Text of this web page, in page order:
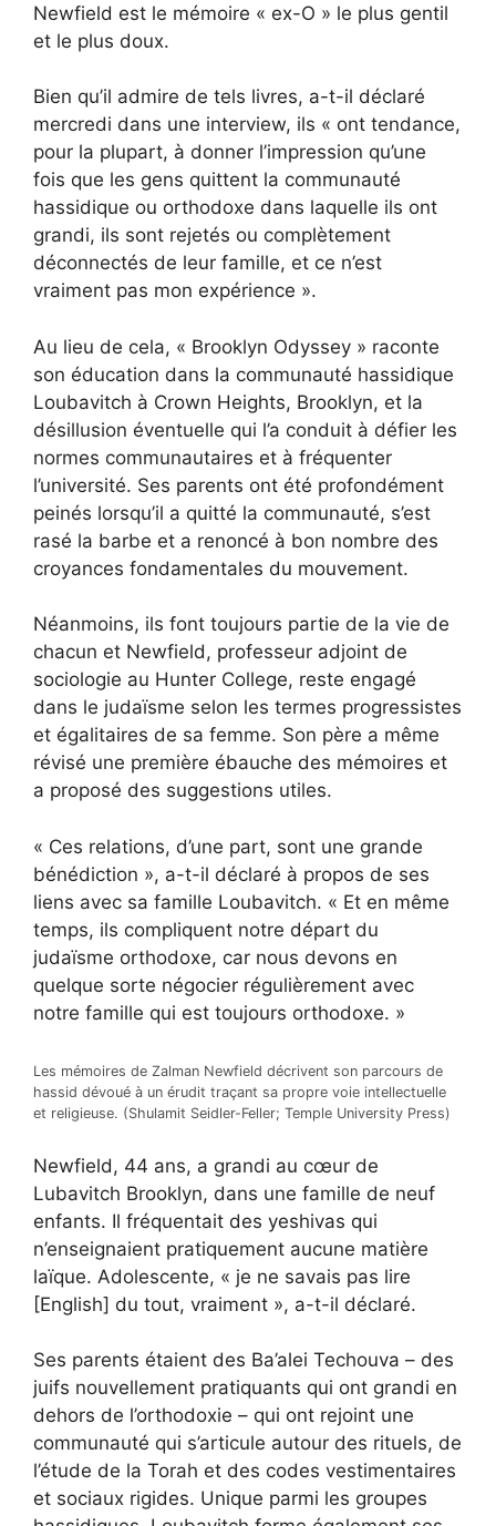
Newfield est le mémoire « ex-O » le plus gentil
et le plus doux.
Bien qu’il admire de tels livres, a-t-il déclaré
mercredi dans une interview, ils « ont tendance,
pour la plupart, à donner l’impression qu’une
fois que les gens quittent la communauté
hassidique ou orthodoxe dans laquelle ils ont
grandi, ils sont rejetés ou complètement
déconnectés de leur famille, et ce n’est
vraiment pas mon expérience ».
Au lieu de cela, « Brooklyn Odyssey » raconte
son éducation dans la communauté hassidique
Loubavitch à Crown Heights, Brooklyn, et la
désillusion éventuelle qui l’a conduit à défier les
normes communautaires et à fréquenter
l’université. Ses parents ont été profondément
peinés lorsqu’il a quitté la communauté, s’est
rasé la barbe et a renoncé à bon nombre des
croyances fondamentales du mouvement.
Néanmoins, ils font toujours partie de la vie de
chacun et Newfield, professeur adjoint de
sociologie au Hunter College, reste engagé
dans le judaïsme selon les termes progressistes
et égalitaires de sa femme. Son père a même
révisé une première ébauche des mémoires et
a proposé des suggestions utiles.
« Ces relations, d’une part, sont une grande
bénédiction », a-t-il déclaré à propos de ses
liens avec sa famille Loubavitch. « Et en même
temps, ils compliquent notre départ du
judaïsme orthodoxe, car nous devons en
quelque sorte négocier régulièrement avec
notre famille qui est toujours orthodoxe. »
Les mémoires de Zalman Newfield décrivent son parcours de
hassid dévoué à un érudit traçant sa propre voie intellectuelle
et religieuse. (Shulamit Seidler-Feller; Temple University Press)
Newfield, 44 ans, a grandi au cœur de
Lubavitch Brooklyn, dans une famille de neuf
enfants. Il fréquentait des yeshivas qui
n’enseignaient pratiquement aucune matière
laïque. Adolescente, « je ne savais pas lire
[English] du tout, vraiment », a-t-il déclaré.
Ses parents étaient des Ba’alei Techouva – des
juifs nouvellement pratiquants qui ont grandi en
dehors de l’orthodoxie – qui ont rejoint une
communauté qui s’articule autour des rituels, de
l’étude de la Torah et des codes vestimentaires
et sociaux rigides. Unique parmi les groupes